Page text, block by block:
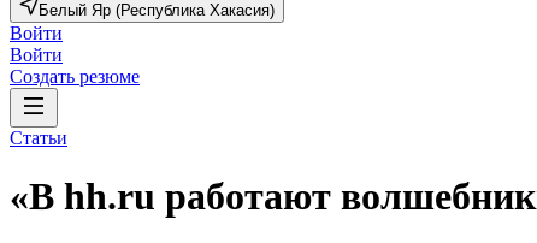
Белый Яр (Республика Хакасия)
Войти
Войти
Создать резюме
Статьи
«В hh.ru работают